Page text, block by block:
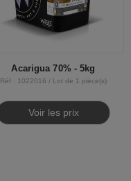
Acarigua 70% - 5kg
Réf : 1022016 / Lot de 1 pièce(s)
Voir les prix